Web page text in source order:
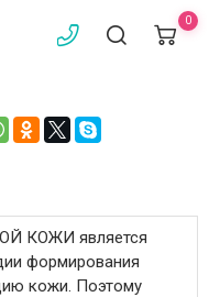
0
КОЖИ является
формирования
кожи. Поэтому